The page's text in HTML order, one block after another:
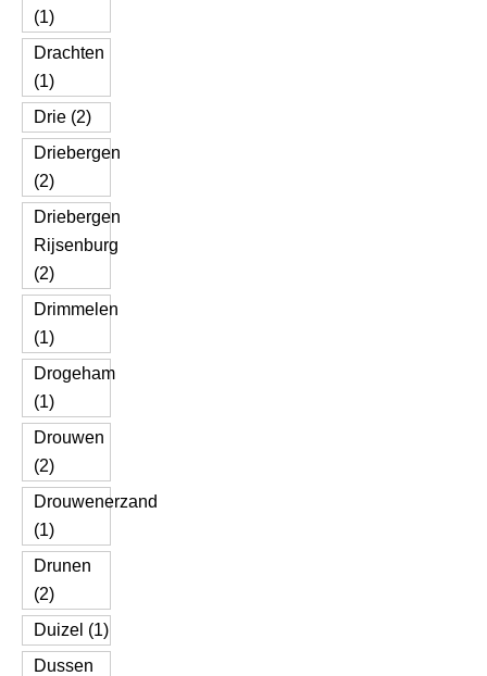
(1)
Drachten
(1)
Drie (2)
Driebergen
(2)
Driebergen
Rijsenburg
(2)
Drimmelen
(1)
Drogeham
(1)
Drouwen
(2)
Drouwenerzand
(1)
Drunen
(2)
Duizel (1)
Dussen